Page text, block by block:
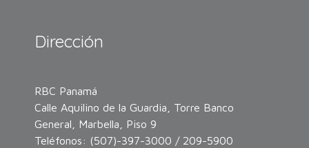
Dirección
RBC Panamá
Calle Aquilino de la Guardia, Torre Banco
General, Marbella, Piso 9
Teléfonos: (507)-397-3000 / 209-5900